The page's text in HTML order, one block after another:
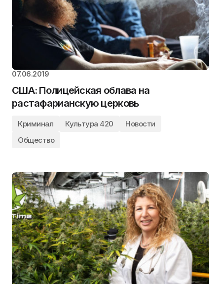
07.06.2019
США: Полицейская облава на
растафарианскую церковь
Криминал Культура 420
Новости
Общество